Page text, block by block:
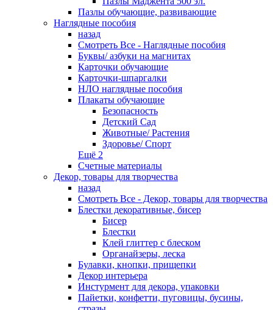
Пазлы обучающие, развивающие
Наглядные пособия
назад
Смотреть Все - Наглядные пособия
Буквы/ азбуки на магнитах
Карточки обучающие
Карточки-шпаргалки
НЛО наглядные пособия
Плакаты обучающие
Безопасность
Детский Сад
Животные/ Растения
Здоровье/ Спорт
Ещё 2
Счетные материалы
Декор, товары для творчества
назад
Смотреть Все - Декор, товары для творчества
Блестки декоративные, бисер
Бисер
Блестки
Клей глиттер с блеском
Органайзеры, леска
Булавки, кнопки, прищепки
Декор интерьера
Инстурмент для декора, упаковки
Пайетки, конфетти, пуговицы, бусины,